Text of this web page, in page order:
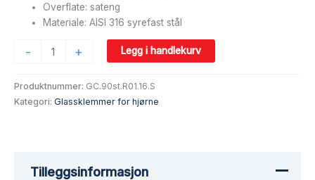
Overflate: sateng
Materiale: AISI 316 syrefast stål
- + Legg i handlekurv
Produktnummer: GC.90st.R01.16.S
Kategori: Glassklemmer for hjørne
Tilleggsinformasjon